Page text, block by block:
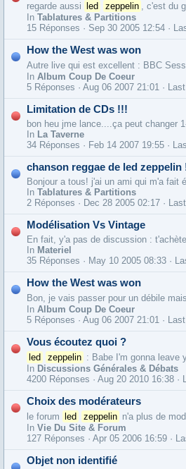
regarde aussi led zeppelin , c'est du
In Tablatures & Partitions
15 Réponses · Sep 30 2005 12:54 ·
How the West was won
Autre live qui est excellent : BBC
In Album Coup De Coeur
5 Réponses · Aug 06 2007 21:01 ·
Limitation de CDs !!!
bon heu jme lance....ça peut changer 1-
In La Taverne
34 Réponses · Feb 14 2007 19:55 ·
chanson reggae de led zeppelin
Bonjour a tous! j'ai un ami qui m'a fait
In Tablatures & Partitions
2 Réponses · Dec 28 2005 02:17 ·
Modélisation Vs Vintage
En fait, y'a pas de discussion :
In Materiel
35 Réponses · May 10 2005 08:33 ·
How the West was won
Bon, je vais passer pour un débile
In Album Coup De Coeur
5 Réponses · Aug 06 2007 21:01 ·
Vous écoutez quoi ?
led zeppelin : Babe I'm gonna leave you
In Discussions Générales & Débats
4200 Réponses · Aug 20 2010 16:38 ·
Choix des modérateurs
le forum led zeppelin n'a plus de
In Vie Du Site & Forum
127 Réponses · Apr 05 2006 16:59 ·
Objet non identifié